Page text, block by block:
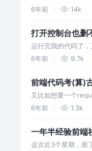
能发出去说明前面
6年前 14k
打开控制台也删
运行完我的代码了
一下删除 "啪！"，
6年前 9.7k
前端代码考(算)
又比如想要一个
一个，另一个人又
6年前 1.3k
这次近3个星期，面